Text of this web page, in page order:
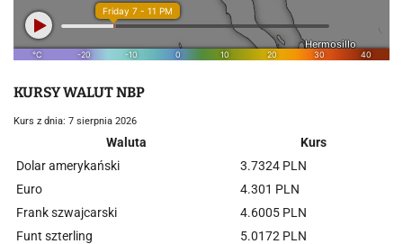
KURSY WALUT NBP
Kurs z dnia: 7 sierpnia 2026
Waluta
Kurs
Dolar amerykański
3.7324 PLN
Euro
4.301 PLN
Frank szwajcarski
4.6005 PLN
Funt szterling
5.0172 PLN